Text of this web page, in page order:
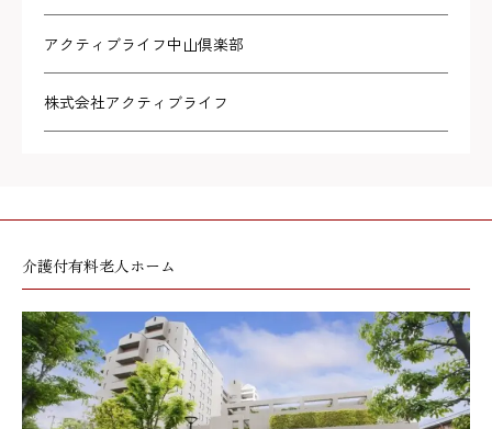
アクティブライフ中山倶楽部
株式会社アクティブライフ
介護付有料老人ホーム